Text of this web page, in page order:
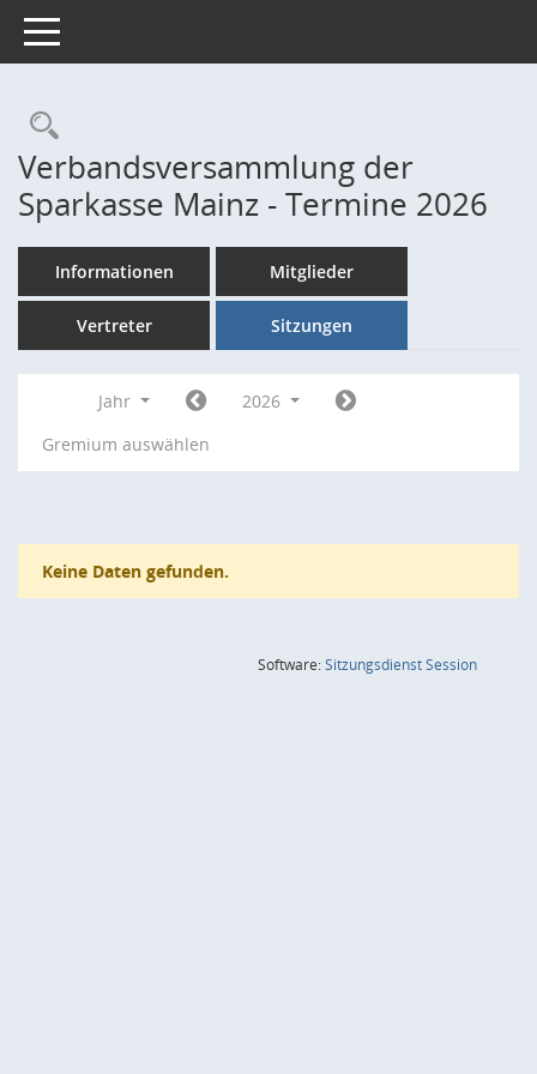
Toggle navigation
Rechercheauswahl
Verbandsversammlung der
Sparkasse Mainz - Termine 2026
Informationen Mitglieder
Vertreter Sitzungen
Jahr
2026
Gremium auswählen
Keine Daten gefunden.
Software:SitzungsdienstSession(Wird in